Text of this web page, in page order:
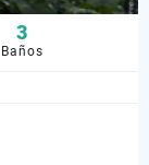
3
Baños